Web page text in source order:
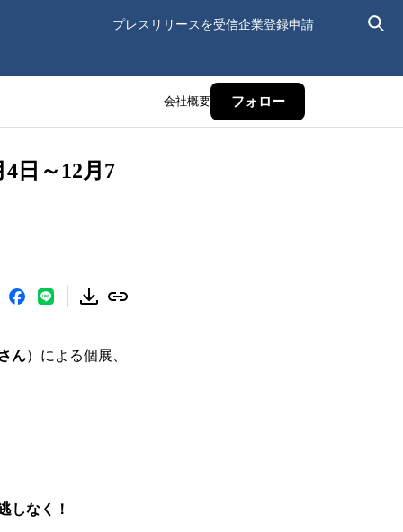
プレスリリースを受信企業登録申請
会社概要 フォロー
日～12月7
ん）による個展、
しなく！